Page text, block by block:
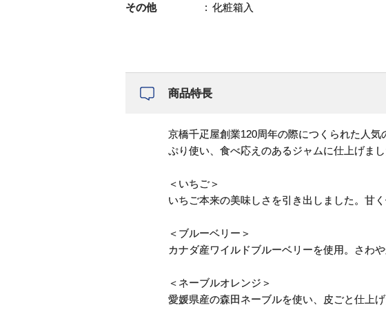
その他 化粧箱入
商品特長
京橋千疋屋創業120周年の際につくられた人
ぷり使い、食べ応えのあるジャムに仕上げまし
＜いちご＞
いちご本来の美味しさを引き出しました。甘
＜ブルーベリー＞
カナダ産ワイルドブルーベリーを使用。さわ
＜ネーブルオレンジ＞
愛媛県産の森田ネーブルを使い、皮ごと仕上